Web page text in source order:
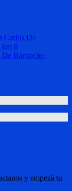
De Bariloche,
y empezá tu